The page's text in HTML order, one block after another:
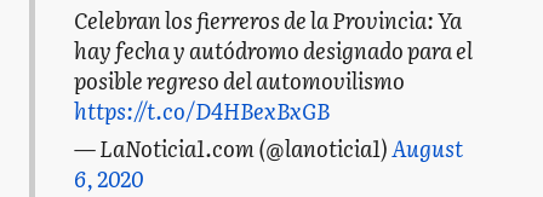
Celebran los fierreros de la Provincia: Ya
hay fecha y autódromo designado para el
posible regreso del automovilismo
https://t.co/D4HBexBxGB
— LaNoticia1.com (@lanoticia1)August
6, 2020